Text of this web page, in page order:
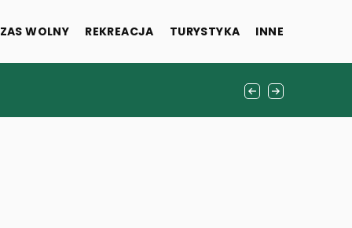
WOLNY REKREACJA TURYSTYKA INNE